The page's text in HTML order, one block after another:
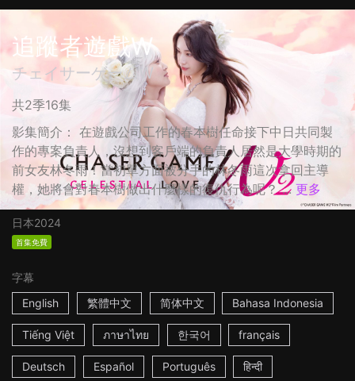
追蹤者遊戲W
チェイサーゲームW
共2季16集
影集簡介： 在遊戲公司工作的春本樹任命接下中日共同製
作的專案負責人，沒想到客戶端的負責人居然是大學時期的
前女友林冬雨！當初單方面被分手的林冬雨這次拿回主導
權，她將會對春本樹做出什麼樣的復仇行為呢？ ... 更多
日本2024
首集免費
字幕
English
繁體中文 简体中文 Bahasa Indonesia
Tiếng Việt ภาษาไทย 한국어 français
Deutsch Español Português हिन्दी